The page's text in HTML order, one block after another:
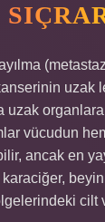
uzak
organlara
vücudun
ancak en
cilt